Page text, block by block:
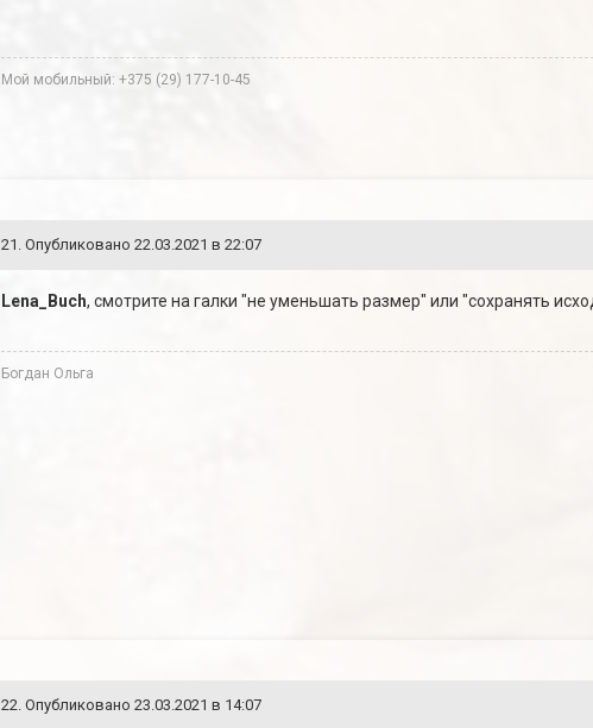
Мой мобильный: +375 (29) 177-10-45
21 . Опубликовано 22.03.2021 в 22:07
Lena_Buch, смотрите на галки "не уменьшать размер" или "сохранять
Богдан Ольга
22. Опубликовано 23.03.2021 в 14:07